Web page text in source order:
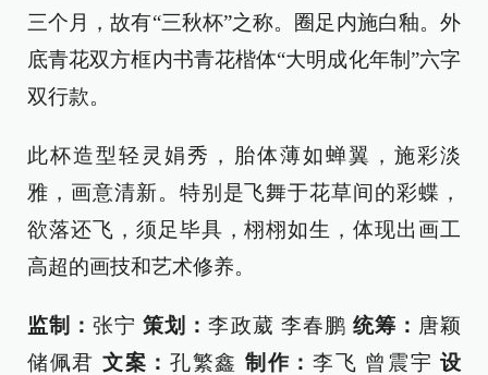
三个月，故有“三秋杯”之称。圈足内施白釉。外
底青花双方框内书青花楷体“大明成化年制”六字
双行款。
此杯造型轻灵娟秀，胎体薄如蝉翼，施彩淡
雅，画意清新。特别是飞舞于花草间的彩蝶，
欲落还飞，须足毕具，栩栩如生，体现出画工
高超的画技和艺术修养。
监制：张宁策划：李政葳 李春鹏 统筹： 唐颖
储佩君 文案：孔繁鑫 制作：李飞 曾震宇设